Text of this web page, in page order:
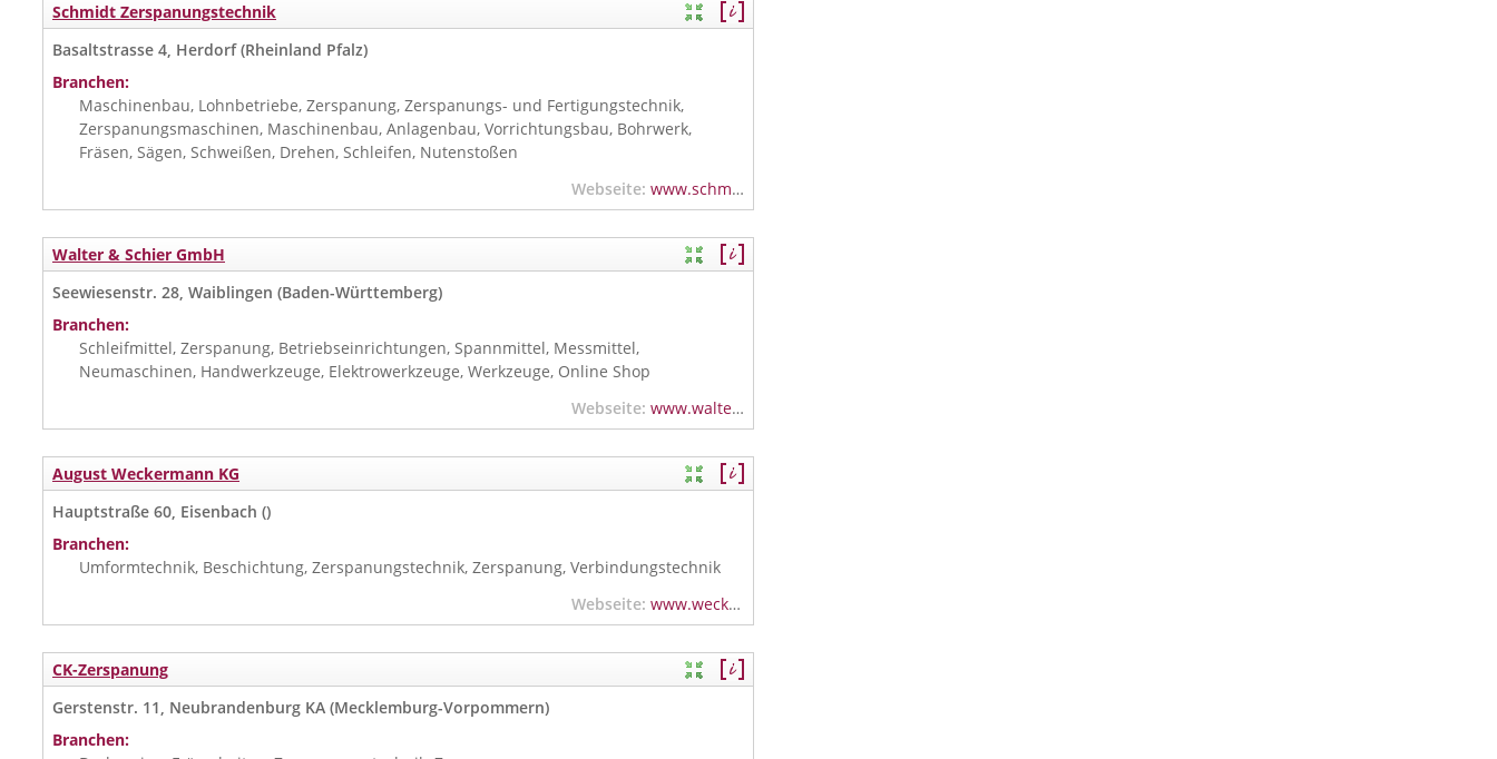
Schmidt Zerspanungstechnik
Basaltstrasse 4, Herdorf (Rheinland Pfalz)
Branchen:
Maschinenbau, Lohnbetriebe, Zerspanung, Zerspanungs- und Fertigungstechnik,
Zerspanungsmaschinen, Maschinenbau, Anlagenbau, Vorrichtungsbau, Bohrwerk,
Fräsen, Sägen, Schweißen, Drehen, Schleifen, Nutenstoßen
Webseite: www.schmidt-zerspanungstechnik.de
Walter & Schier GmbH
Seewiesenstr. 28, Waiblingen (Baden-Württemberg)
Branchen:
Schleifmittel, Zerspanung, Betriebseinrichtungen, Spannmittel, Messmittel,
Neumaschinen, Handwerkzeuge, Elektrowerkzeuge, Werkzeuge, Online Shop
Webseite: www.walter-schier.de
August Weckermann KG
Hauptstraße 60, Eisenbach ()
Branchen:
Umformtechnik, Beschichtung, Zerspanungstechnik, Zerspanung, Verbindungstechnik
Webseite: www.weckermann.de
CK-Zerspanung
Gerstenstr. 11, Neubrandenburg KA (Mecklemburg-Vorpommern)
Branchen: